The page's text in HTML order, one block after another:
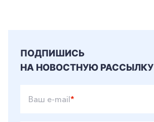
ПОДПИШИСЬ
НА НОВОСТНУЮ РАССЫЛКУ
Ваш e-mail*